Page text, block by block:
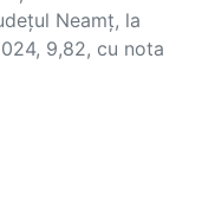
Neamț, la
9,82, cu nota